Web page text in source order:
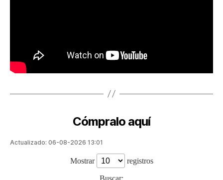
Cómpralo aquí
Actualizado: 06-08-2026 13:01
Mostrar
registros